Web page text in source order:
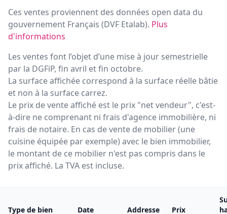
Ces ventes proviennent des données open data du
gouvernement Français (DVF Etalab). Plus
d'informations
Les ventes font l’objet d’une mise à jour semestrielle
par la DGFiP, fin avril et fin octobre.
La surface affichée correspond à la surface réelle bâtie
et non à la surface carrez.
Le prix de vente affiché est le prix "net vendeur", c'est-
à-dire ne comprenant ni frais d'agence immobilière, ni
frais de notaire. En cas de vente de mobilier (une
cuisine équipée par exemple) avec le bien immobilier,
le montant de ce mobilier n'est pas compris dans le
prix affiché. La TVA est incluse.
Type de bien Date Addresse Prix